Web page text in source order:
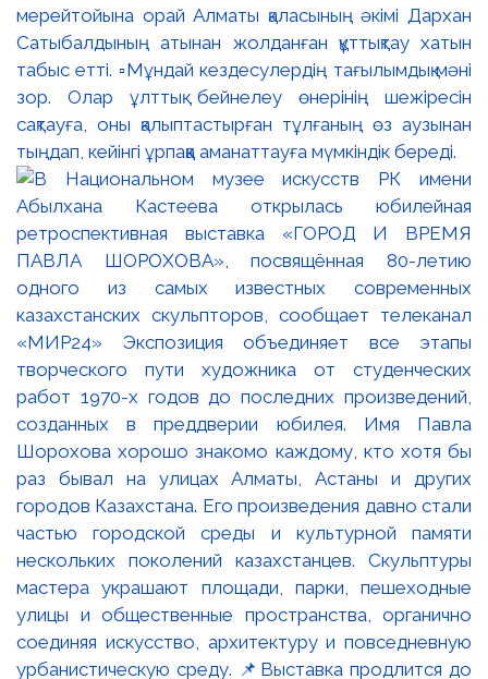
мерейтойына орай Алматы қаласының әкімі Дархан
Сатыбалдының атынан жолданған құттықтау хатын
табыс етті. ▫️Мұндай кездесулердің тағылымдық мәні
зор. Олар ұлттық бейнелеу өнерінің шежіресін
сақтауға, оны қалыптастырған тұлғаның өз аузынан
тыңдап, кейінгі ұрпаққа аманаттауға мүмкіндік береді.